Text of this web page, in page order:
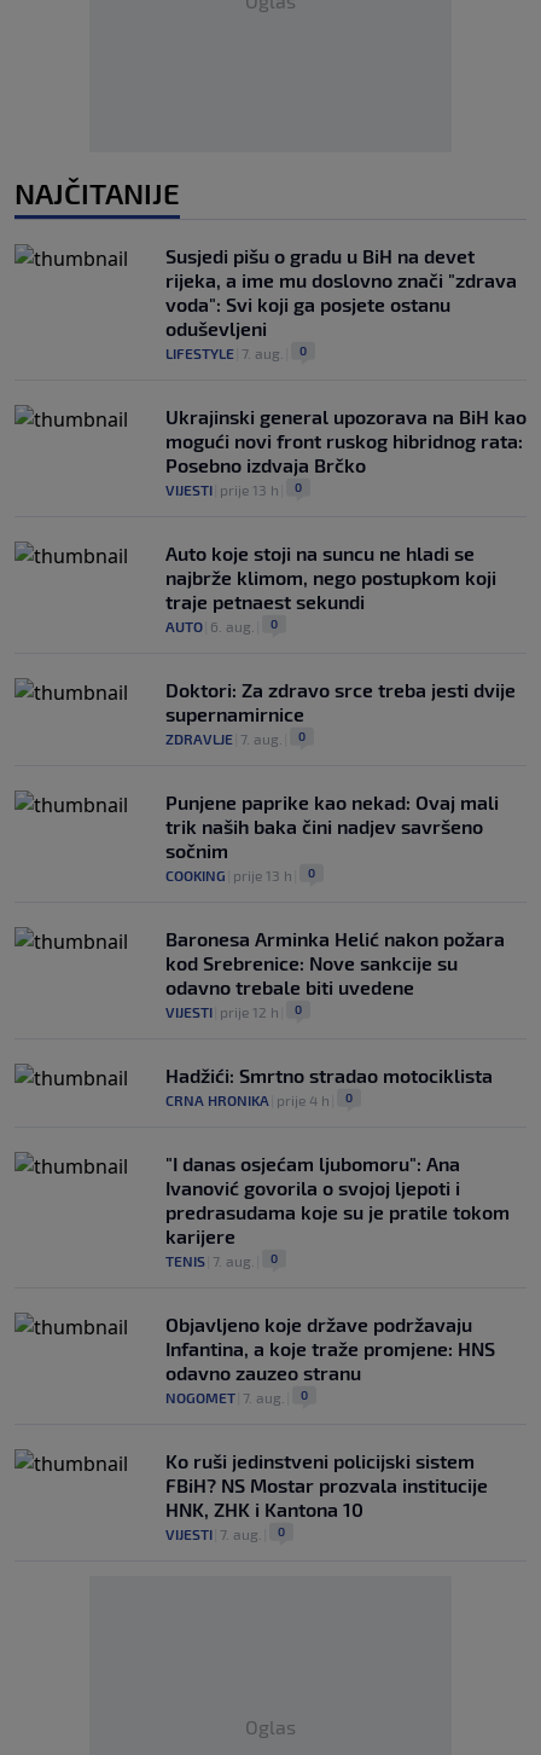
NAJČITANIJE
Susjedi pišu o gradu u BiH na devet
rijeka, a ime mu doslovno znači "zdrava
voda": Svi koji ga posjete ostanu
oduševljeni
LIFESTYLE 7. aug. 0
Ukrajinski general upozorava na BiH kao
mogući novi front ruskog hibridnog rata:
Posebno izdvaja Brčko
VIJESTI prije 13 h 0
Auto koje stoji na suncu ne hladi se
najbrže klimom, nego postupkom koji
traje petnaest sekundi
AUTO 6. aug. 0
Doktori: Za zdravo srce treba jesti dvije
supernamirnice
ZDRAVLJE 7. aug. 0
Punjene paprike kao nekad: Ovaj mali
trik naših baka čini nadjev savršeno
sočnim
COOKING prije 13 h 0
Baronesa Arminka Helić nakon požara
kod Srebrenice: Nove sankcije su
odavno trebale biti uvedene
VIJESTI prije 12 h 0
Hadžići: Smrtno stradao motociklista
CRNA HRONIKA prije 4 h 0
"I danas osjećam ljubomoru": Ana
Ivanović govorila o svojoj ljepoti i
predrasudama koje su je pratile tokom
karijere
TENIS 7. aug. 0
Objavljeno koje države podržavaju
Infantina, a koje traže promjene: HNS
odavno zauzeo stranu
NOGOMET 7. aug. 0
Ko ruši jedinstveni policijski sistem
FBiH? NS Mostar prozvala institucije
HNK, ZHK i Kantona 10
VIJESTI 7. aug. 0
Oglas